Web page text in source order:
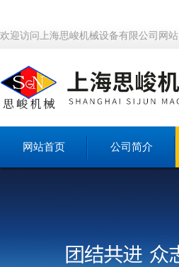
欢迎访问上海思峻机械设备有限公司网站
网站首页 公司简介